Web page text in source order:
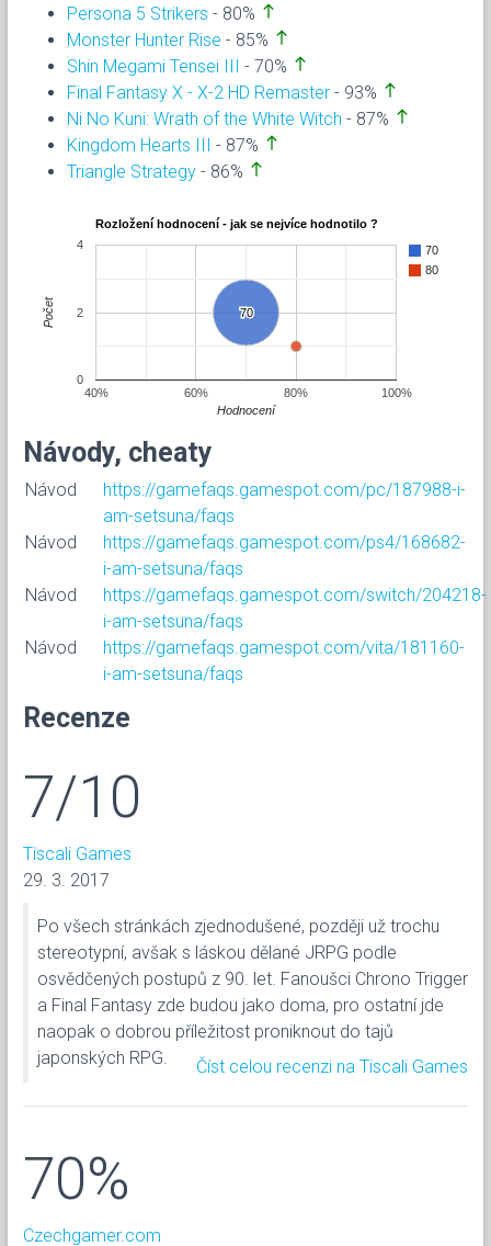
Persona 5 Strikers - 80% north
Monster Hunter Rise - 85% north
Shin Megami Tensei III - 70% north
Final Fantasy X - X-2 HD Remaster - 93% north
Ni No Kuni: Wrath of the White Witch - 87% north
Kingdom Hearts III - 87% north
Triangle Strategy - 86% north
Rozložení hodnocení - jak se nejvíce hodnotilo ?
70
80
70
70
40% 60% 80% 100%
0
2
4
Hodnocení
Počet
Návody, cheaty
Návod
https://gamefaqs.gamespot.com/pc/187988-i-
am-setsuna/faqs
Návod
https://gamefaqs.gamespot.com/ps4/168682-
i-am-setsuna/faqs
Návod
https://gamefaqs.gamespot.com/switch/204218-
i-am-setsuna/faqs
Návod
https://gamefaqs.gamespot.com/vita/181160-
i-am-setsuna/faqs
Recenze
7/10
Tiscali Games
29. 3. 2017
Po všech stránkách zjednodušené, později už trochu
stereotypní, avšak s láskou dělané JRPG podle
osvědčených postupů z 90. let. Fanoušci Chrono Trigger
a Final Fantasy zde budou jako doma, pro ostatní jde
naopak o dobrou příležitost proniknout do tajů
japonských RPG.
Číst celou recenzi na Tiscali Games
70%
Czechgamer.com